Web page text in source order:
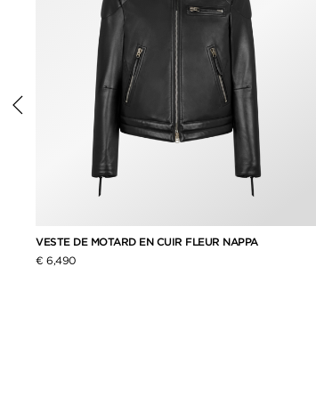
VESTE DE MOTARD EN CUIR FLEUR NAPPA
€ 6,490